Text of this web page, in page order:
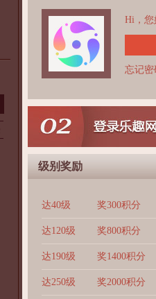
Hi，您
忘记密
级别奖励
达40级 奖300积分
达120级 奖800积分
达190级 奖1400积分
达250级 奖2000积分